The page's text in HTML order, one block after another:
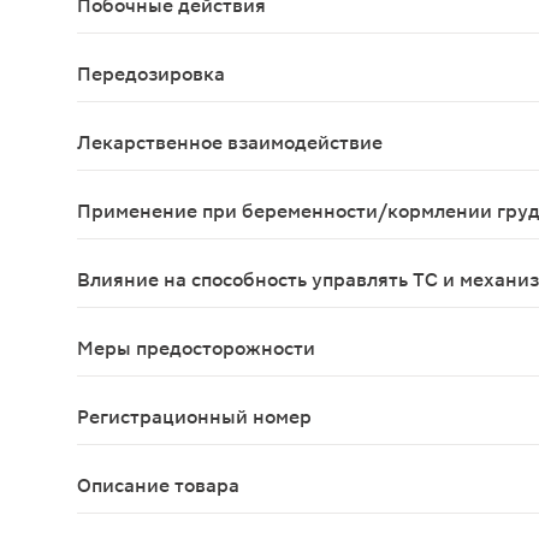
Побочные действия
Головная боль; гастралгия, сухость во рту,
Передозировка
Лекарственное взаимодействие
Применение при беременности/кормлении
Влияние на способность управлять ТС и
Меры предосторожности
Регистрационный номер
Описание товара